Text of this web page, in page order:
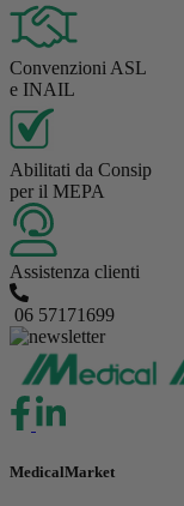
Convenzioni ASL
e INAIL
Abilitati da Consip
per il MEPA
Assistenza clienti
06 57171699
MedicalMarket